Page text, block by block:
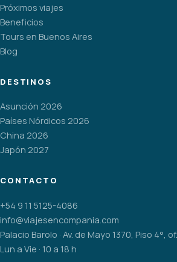
Próximos viajes
Beneficios
Tours en Buenos Aires
Blog
DESTINOS
Asunción 2026
Países Nórdicos 2026
China 2026
Japón 2027
CONTACTO
+54 9 11 5125-4086
info@viajesencompania.com
Palacio Barolo · Av. de Mayo 1370, Piso 4°,
Lun a Vie · 10 a 18 h